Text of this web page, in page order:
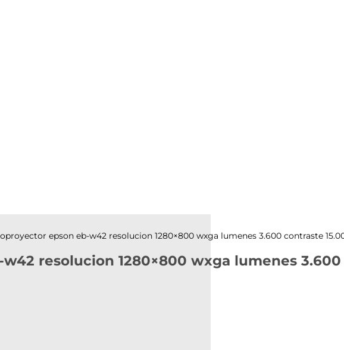
epson eb-w42 resolucion 1280×800 wxga lumenes 3.600 contraste
resolucion 1280×800 wxga lumenes 3.600